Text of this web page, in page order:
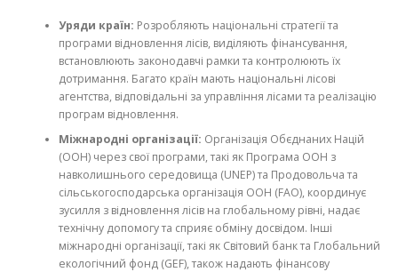
Уряди країн: Розробляють національні стратегії та
програми відновлення лісів, виділяють фінансування,
встановлюють законодавчі рамки та контролюють їх
дотримання. Багато країн мають національні лісові
агентства, відповідальні за управління лісами та реалізацію
програм відновлення.
Міжнародні організації: Організація Обєднаних Націй
(ООН) через свої програми, такі як Програма ООН з
навколишнього середовища (UNEP) та Продовольча та
сільськогосподарська організація ООН (FAO), координує
зусилля з відновлення лісів на глобальному рівні, надає
технічну допомогу та сприяє обміну досвідом. Інші
міжнародні організації, такі як Світовий банк та Глобальний
екологічний фонд (GEF), також надають фінансову